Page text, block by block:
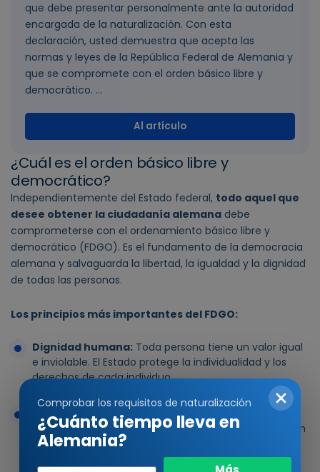
que debe presentar personalmente ante la autoridad
encargada de la naturalización. Con esta
declaración, usted demuestra que acepta las
normas y leyes de la República Federal de Alemania y
que se compromete con el orden básico libre y
democrático. ...
Al artículo
¿Cuál es el orden básico libre y
democrático?
Independientemente del Estado federal, todo aquel que
desee obtener la ciudadanía alemana debe
comprometerse con el ordenamiento básico libre y
democrático (FDGO). Es el fundamento de la democracia
alemana y salvaguarda la libertad, la igualdad y la dignidad
de todas las personas.
Los principios más importantes del FDGO:
Dignidad humana: Toda persona tiene un valor igual
e inviolable. El Estado protege la individualidad y los
derechos de cada individuo.
Democracia:
Todo el poder del Estado procede del
pueblo. Los ciudadanos eligen a sus representantes en
elecciones libres, iguales y secretas.
Comprobar los requisitos de naturalización
¿Cuánto tiempo lleva en
Alemania?
Año